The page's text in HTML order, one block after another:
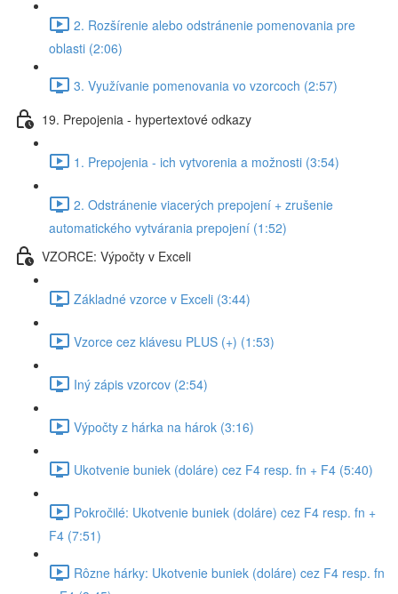
2. Rozšírenie alebo odstránenie pomenovania pre
oblasti (2:06)
3. Využívanie pomenovania vo vzorcoch (2:57)
19. Prepojenia - hypertextové odkazy
1. Prepojenia - ich vytvorenia a možnosti (3:54)
2. Odstránenie viacerých prepojení + zrušenie
automatického vytvárania prepojení (1:52)
VZORCE: Výpočty v Exceli
Základné vzorce v Exceli (3:44)
Vzorce cez klávesu PLUS (+) (1:53)
Iný zápis vzorcov (2:54)
Výpočty z hárka na hárok (3:16)
Ukotvenie buniek (doláre) cez F4 resp. fn + F4 (5:40)
Pokročilé: Ukotvenie buniek (doláre) cez F4 resp. fn +
F4 (7:51)
Rôzne hárky: Ukotvenie buniek (doláre) cez F4 resp. fn